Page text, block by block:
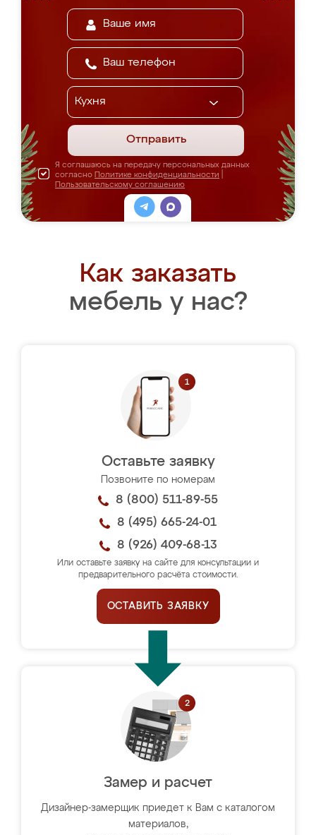
Отправить
Я соглашаюсь на передачу персональных данных
согласно Политике конфиденциальности
Пользовательскому соглашению
Как заказать
мебель у нас?
Оставьте заявку
Позвоните по номерам
8 (800) 511-89-55
8 (495) 665-24-01
8 (926) 409-68-13
Или оставьте заявку на сайте для консультации и
предварительного расчёта стоимости.
ОСТАВИТЬ ЗАЯВКУ
Замер и расчет
Дизайнер-замерщик приедет к Вам с каталогом
материалов,